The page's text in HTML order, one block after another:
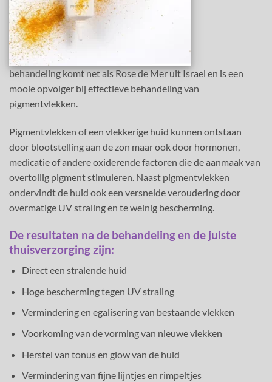
behandeling komt net als Rose de Mer uit Israel en is een
mooie opvolger bij effectieve behandeling van
pigmentvlekken.
Pigmentvlekken of een vlekkerige huid kunnen ontstaan
door blootstelling aan de zon maar ook door hormonen,
medicatie of andere oxiderende factoren die de aanmaak van
overtollig pigment stimuleren. Naast pigmentvlekken
ondervindt de huid ook een versnelde veroudering door
overmatige UV straling en te weinig bescherming.
De resultaten na de behandeling en de juiste
thuisverzorging zijn:
Direct een stralende huid
Hoge bescherming tegen UV straling
Vermindering en egalisering van bestaande vlekken
Voorkoming van de vorming van nieuwe vlekken
Herstel van tonus en glow van de huid
Vermindering van fijne lijntjes en rimpeltjes